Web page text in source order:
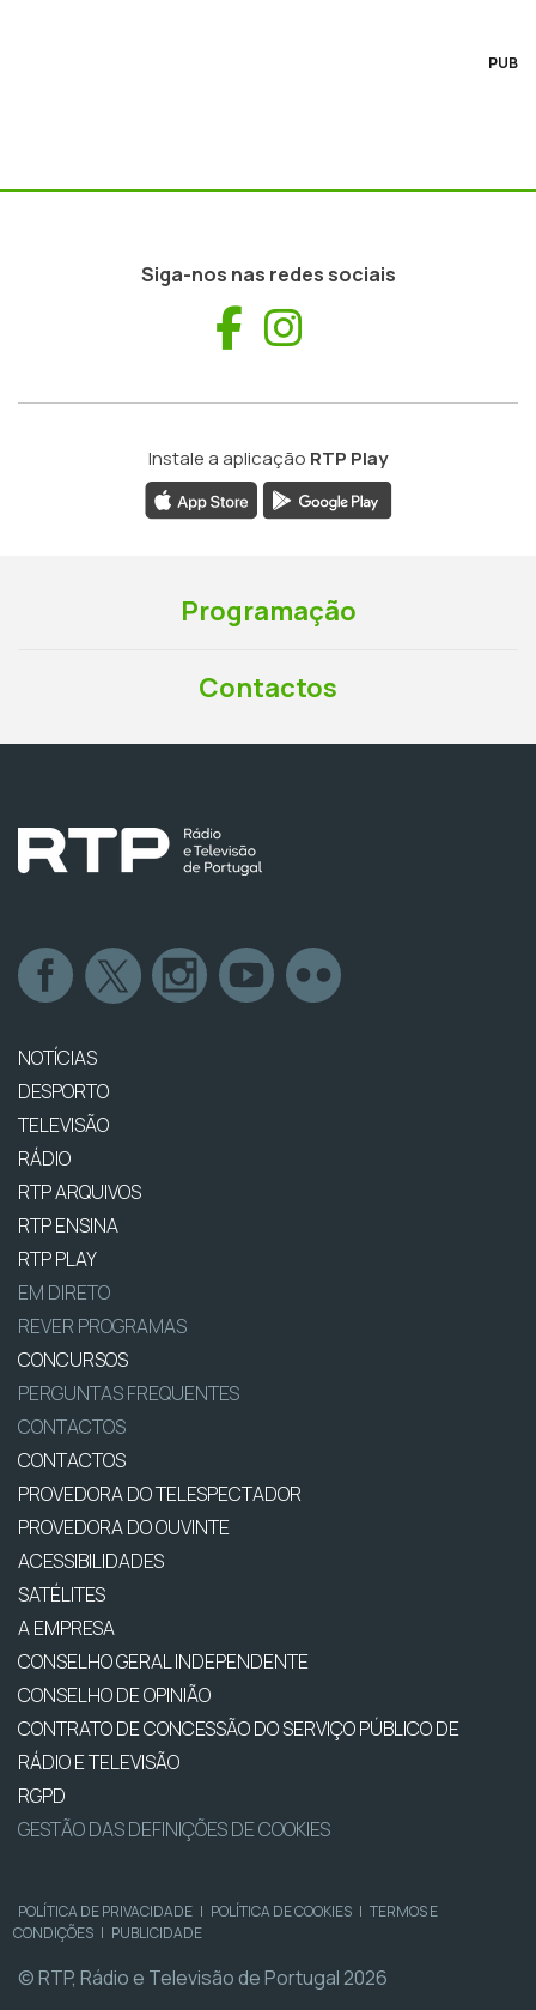
PUB
Siga-nos nas redes sociais
Facebook
Instale a aplicação RTP Play
Programação
Contactos
NOTÍCIAS
DESPORTO
TELEVISÃO
RÁDIO
RTP ARQUIVOS
RTP ENSINA
RTP PLAY
EM DIRETO
REVER PROGRAMAS
CONCURSOS
PERGUNTAS FREQUENTES
CONTACTOS
CONTACTOS
PROVEDORA DO TELESPECTADOR
PROVEDORA DO OUVINTE
ACESSIBILIDADES
SATÉLITES
A EMPRESA
CONSELHO GERAL INDEPENDENTE
CONSELHO DE OPINIÃO
CONTRATO DE CONCESSÃO DO SERVIÇO PÚBLICO DE
RÁDIO E TELEVISÃO
RGPD
GESTÃO DAS DEFINIÇÕES DE COOKIES
POLÍTICA DE PRIVACIDADE | POLÍTICA DE COOKIES | TERMOS E
CONDIÇÕES | PUBLICIDADE
© RTP, Rádio e Televisão de Portugal 2026